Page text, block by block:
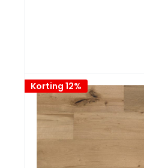
Korting 12%